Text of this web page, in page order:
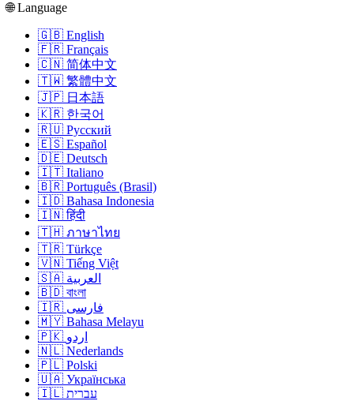
🌐 Language
🇬🇧 English
🇫🇷 Français
🇨🇳 简体中文
🇹🇼 繁體中文
🇯🇵 日本語
🇰🇷 한국어
🇷🇺 Русский
🇪🇸 Español
🇩🇪 Deutsch
🇮🇹 Italiano
🇧🇷 Português (Brasil)
🇮🇩 Bahasa Indonesia
🇮🇳 हिंदी
🇹🇭 ภาษาไทย
🇹🇷 Türkçe
🇻🇳 Tiếng Việt
🇸🇦 العربية
🇧🇩 বাংলা
🇮🇷 فارسی
🇲🇾 Bahasa Melayu
🇵🇰 اردو
🇳🇱 Nederlands
🇵🇱 Polski
🇺🇦 Українська
🇮🇱 עברית